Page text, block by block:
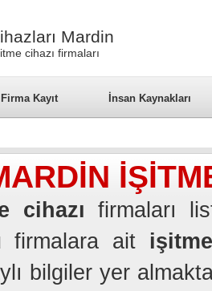
Mardin
cihazı firmaları
Kayıt İnsan Kaynakları
cihazı firmaları
firmalara ait
bilgiler yer